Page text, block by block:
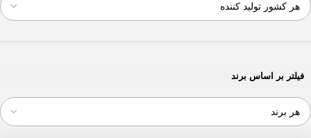
فیلتر بر اساس برند